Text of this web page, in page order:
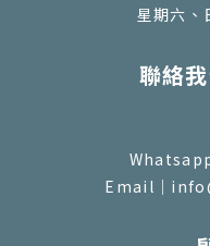
星期六、
聯絡
Email｜